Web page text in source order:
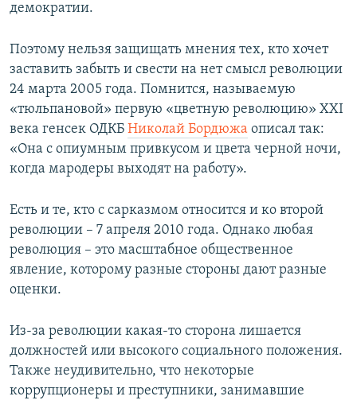
демократии.
Поэтому нельзя защищать мнения тех, кто хочет
заставить забыть и свести на нет смысл революции
24 марта 2005 года. Помнится, называемую
«тюльпановой» первую «цветную революцию» XXI
века генсек ОДКБ Николай Бордюжа описал так:
«Она с опиумным привкусом и цвета черной ночи,
когда мародеры выходят на работу».
Есть и те, кто с сарказмом относится и ко второй
революции – 7 апреля 2010 года. Однако любая
революция – это масштабное общественное
явление, которому разные стороны дают разные
оценки.
Из-за революции какая-то сторона лишается
должностей или высокого социального положения.
Также неудивительно, что некоторые
коррупционеры и преступники, занимавшие